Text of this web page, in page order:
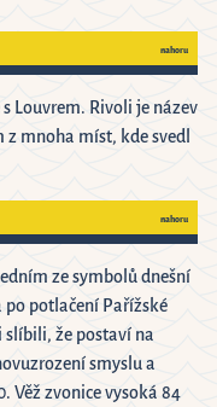
nahoru
Louvrem. Rivoli je název
z mnoha míst, kde svedl
nahoru
ze symbolů dnešní
po potlačení Pařížské
slíbili, že postaví na
smyslu a
Věž zvonice vysoká 84